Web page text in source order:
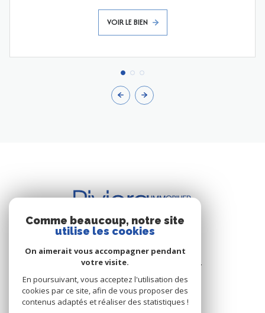
VOIR LE BIEN
BUREAU DE CAVALAIRE
Les Résidence du Port - Rue du Port
83240 Cavalaire-sur-Mer
+33.(0)4.94.64.66.53
+33.(0)6.03.00.02.28
Comme beaucoup, notre site
utilise les cookies
On aimerait vous accompagner pendant
votre visite.
En poursuivant, vous acceptez l'utilisation des
cookies par ce site, afin de vous proposer des
contenus adaptés et réaliser des statistiques !